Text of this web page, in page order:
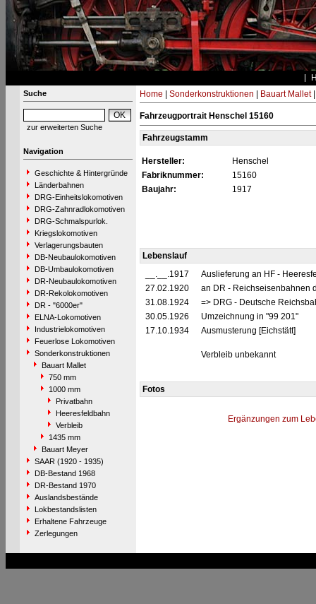
Suche
zur erweiterten Suche
Navigation
Geschichte & Hintergründe
Länderbahnen
DRG-Einheitslokomotiven
DRG-Zahnradlokomotiven
DRG-Schmalspurlok.
Kriegslokomotiven
Verlagerungsbauten
DB-Neubaulokomotiven
DB-Umbaulokomotiven
DR-Neubaulokomotiven
DR-Rekolokomotiven
DR - "6000er"
ELNA-Lokomotiven
Industrielokomotiven
Feuerlose Lokomotiven
Sonderkonstruktionen
Bauart Mallet
750 mm
1000 mm
Privatbahn
Heeresfeldbahn
Verbleib
1435 mm
Bauart Meyer
SAAR (1920 - 1935)
DB-Bestand 1968
DR-Bestand 1970
Auslandsbestände
Lokbestandslisten
Erhaltene Fahrzeuge
Zerlegungen
Home Sonderkonstruktionen Bauart Mallet
Fahrzeugportrait Henschel 15160
Fahrzeugstamm
Hersteller:
Henschel
Fabriknummer:
15160
Baujahr:
1917
Lebenslauf
__.__.1917
Auslieferung an HF -
27.02.1920
an DR - Reichseisenbahnen
31.08.1924
=> DRG - Deutsche
30.05.1926
Umzeichnung in "99 201"
17.10.1934
Ausmusterung [Eichstätt]
Verbleib unbekannt
Fotos
Ergänzungen zum